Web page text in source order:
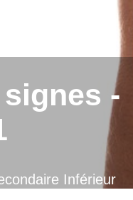
-
Inférieur